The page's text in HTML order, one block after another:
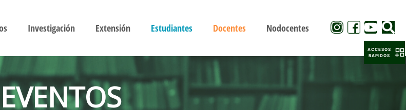
Investigación Extensión Estudiantes Docentes Nodocentes
EVENTOS
ACCESOS
RAPIDOS